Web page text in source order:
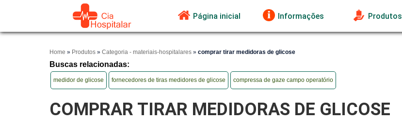
Página inicial Informações Produtos
Home » Produtos » Categoria - materiais-hospitalares » comprar tirar medidoras de glicose
Buscas relacionadas:
medidor de glicose fornecedores de tiras medidores de glicose compressa de gaze campo operatório
COMPRAR TIRAR MEDIDORAS DE GLICOSE